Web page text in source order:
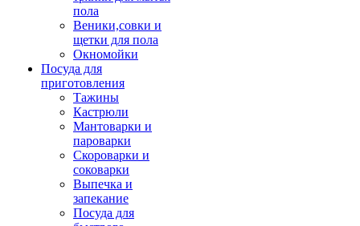
пола
Веники,совки и
щетки для пола
Окномойки
Посуда для
приготовления
Тажины
Кастрюли
Мантоварки и
пароварки
Скороварки и
соковарки
Выпечка и
запекание
Посуда для